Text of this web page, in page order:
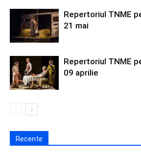
Repertoriul TNME
21 mai
Repertoriul TNME
09 aprilie
Recente